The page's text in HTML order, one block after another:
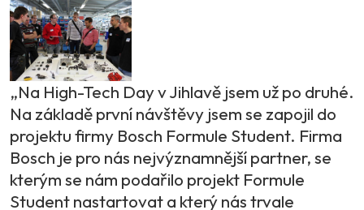
„Na High-Tech Day v Jihlavě jsem už po druhé.
Na základě první návštěvy jsem se zapojil do
projektu firmy Bosch Formule Student. Firma
Bosch je pro nás nejvýznamnější partner, se
kterým se nám podařilo projekt Formule
Student nastartovat a který nás trvale